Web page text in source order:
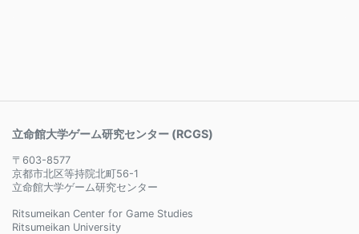
立命館大学ゲーム研究センター (RCGS)
〒603-8577
京都市北区等持院北町56-1
立命館大学ゲーム研究センター
Ritsumeikan Center for Game Studies
Ritsumeikan University